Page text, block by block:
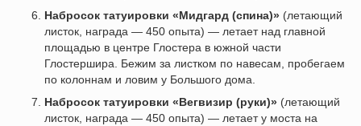
Набросок татуировки «Мидгард (спина)» (летающий
листок, награда — 450 опыта) — летает над главной
площадью в центре Глостера в южной части
Глостершира. Бежим за листком по навесам, пробегаем
по колоннам и ловим у Большого дома.
Набросок татуировки «Вегвизир (руки)» (летающий
листок, награда — 450 опыта) — летает у моста на